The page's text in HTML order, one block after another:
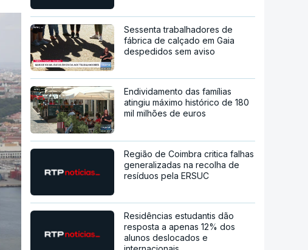
Sessenta trabalhadores de
fábrica de calçado em Gaia
despedidos sem aviso
Endividamento das famílias
atingiu máximo histórico de 180
mil milhões de euros
Região de Coimbra critica falhas
generalizadas na recolha de
resíduos pela ERSUC
Residências estudantis dão
resposta a apenas 12% dos
alunos deslocados e